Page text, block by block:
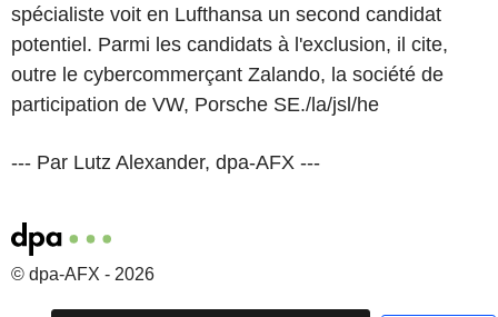
spécialiste voit en Lufthansa un second candidat
potentiel. Parmi les candidats à l'exclusion, il cite,
outre le cybercommerçant Zalando, la société de
participation de VW, Porsche SE./la/jsl/he
--- Par Lutz Alexander, dpa-AFX ---
© dpa-AFX - 2026